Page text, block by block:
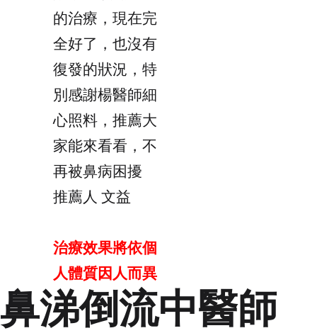
的治療，現在完
全好了，也沒有
復發的狀況，特
別感謝楊醫師細
心照料，推薦大
家能來看看，不
再被鼻病困擾
推薦人 文益
治療效果將依個
人體質因人而異
鼻涕倒流中醫師